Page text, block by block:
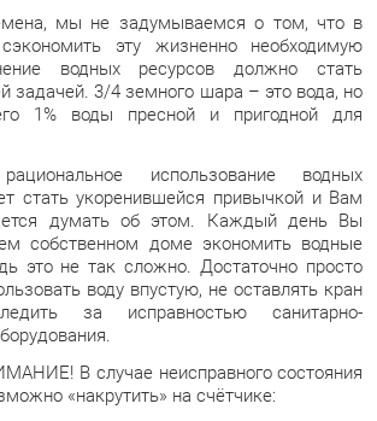
мы не задумываемся о том, что в
эту жизненно необходимую
водных ресурсов должно стать
задачей. 3/4 земного шара – это вода, но
1% воды пресной и пригодной для
использование водных
стать укоренившейся привычкой и Вам
думать об этом. Каждый день Вы
собственном доме экономить водные
это не так сложно. Достаточно просто
воду впустую, не оставлять кран
за исправностью санитарно-
В случае неисправного состояния
«накрутить» на счётчике: